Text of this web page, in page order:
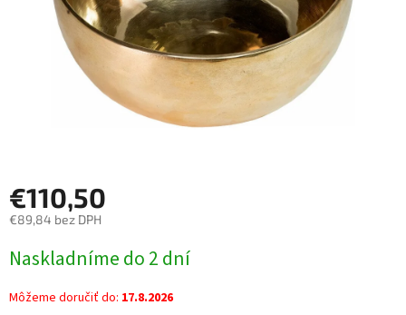
€110,50
€89,84 bez DPH
cena:
Naskladníme do 2 dní
Môžeme doručiť do: 17.8.2026